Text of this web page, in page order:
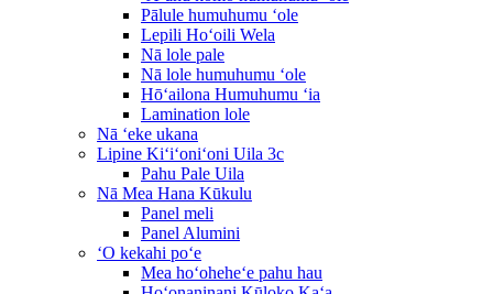
Pālule humuhumu ʻole
Lepili Hoʻoili Wela
Nā lole pale
Nā lole humuhumu ʻole
Hōʻailona Humuhumu ʻia
Lamination lole
Nā ʻeke ukana
Lipine Kiʻiʻoniʻoni Uila 3c
Pahu Pale Uila
Nā Mea Hana Kūkulu
Panel meli
Panel Alumini
ʻO kekahi poʻe
Mea hoʻoheheʻe pahu hau